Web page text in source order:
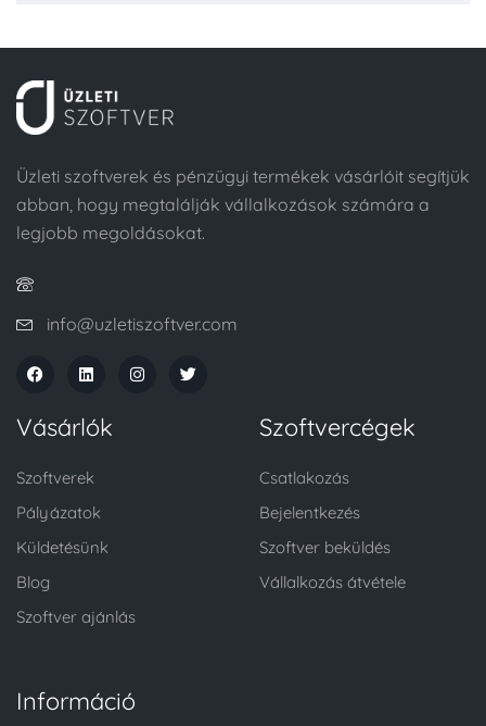
Üzleti szoftverek és pénzügyi termékek vásárlóit segítjük
abban, hogy megtalálják vállalkozások számára a
legjobb megoldásokat.
info@uzletiszoftver.com
Vásárlók
Szoftverek
Pályázatok
Küldetésünk
Blog
Szoftver ajánlás
Szoftvercégek
Csatlakozás
Bejelentkezés
Szoftver beküldés
Vállalkozás átvétele
Információ